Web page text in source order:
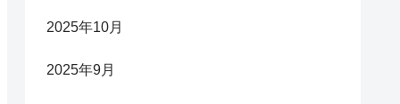
2025年10月
2025年9月